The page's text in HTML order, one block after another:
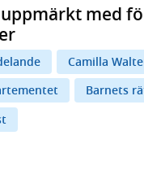
med
Camilla
Barnets